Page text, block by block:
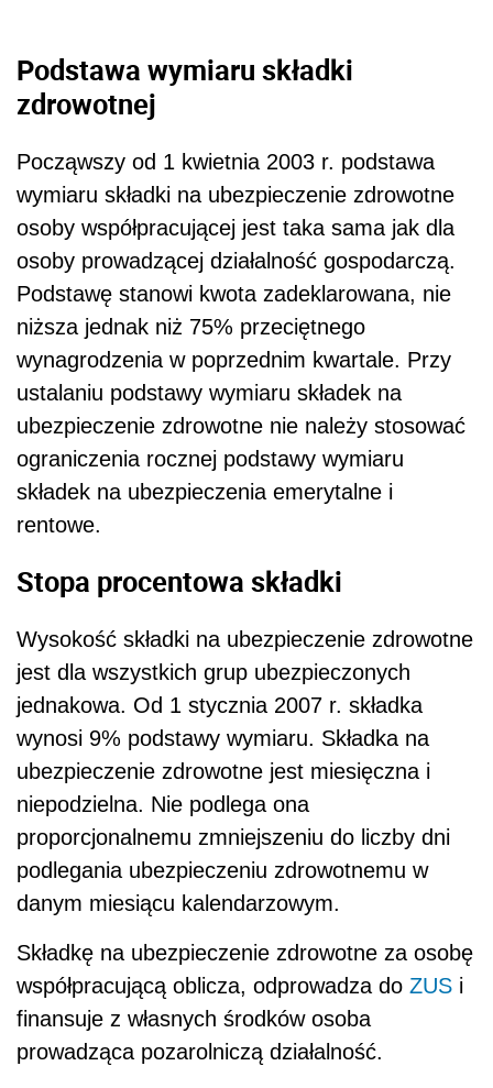
Podstawa wymiaru składki
zdrowotnej
Począwszy od 1 kwietnia 2003 r. podstawa
wymiaru składki na ubezpieczenie zdrowotne
osoby współpracującej jest taka sama jak dla
osoby prowadzącej działalność gospodarczą.
Podstawę stanowi kwota zadeklarowana, nie
niższa jednak niż 75% przeciętnego
wynagrodzenia w poprzednim kwartale. Przy
ustalaniu podstawy wymiaru składek na
ubezpieczenie zdrowotne nie należy stosować
ograniczenia rocznej podstawy wymiaru
składek na ubezpieczenia emerytalne i
rentowe.
Stopa procentowa składki
Wysokość składki na ubezpieczenie zdrowotne
jest dla wszystkich grup ubezpieczonych
jednakowa. Od 1 stycznia 2007 r. składka
wynosi 9% podstawy wymiaru. Składka na
ubezpieczenie zdrowotne jest miesięczna i
niepodzielna. Nie podlega ona
proporcjonalnemu zmniejszeniu do liczby dni
podlegania ubezpieczeniu zdrowotnemu w
danym miesiącu kalendarzowym.
Składkę na ubezpieczenie zdrowotne za osobę
współpracującą oblicza, odprowadza do ZUS i
finansuje z własnych środków osoba
prowadząca pozarolniczą działalność.